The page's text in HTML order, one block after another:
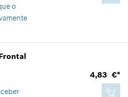
carrinho das compras
preço não vinculativa do
IVA
o
sobressalentes
4,83 €*